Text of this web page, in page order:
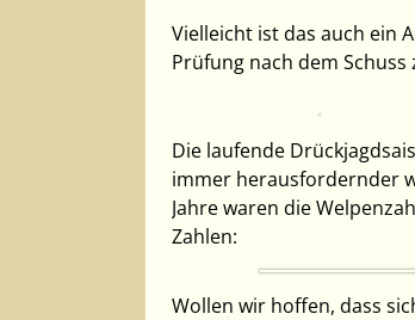
Vielleicht ist das auch ein
Prüfung nach dem
Die laufende
immer herausfordernder
Jahre waren die
Zahlen:
Wollen wir hoffen, dass